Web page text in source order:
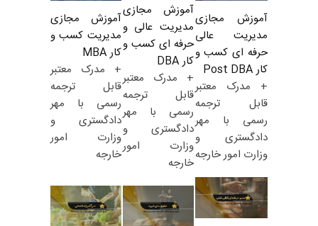
آموزش مجازی
مدیریت عالی
حرفه ای کسب و
کار Post DBA
+ مدرک معتبر
قابل ترجمه
رسمی با مهر
دادگستری و
وزارت امور خارجه
آموزش مجازی
مدیریت عالی و
حرفه ای کسب و
کار DBA
+ مدرک معتبر
قابل ترجمه
رسمی با مهر
دادگستری و
وزارت امور
خارجه
آموزش مجازی
مدیریت کسب و
کار MBA
+ مدرک معتبر
قابل ترجمه
رسمی با مهر
دادگستری و
وزارت امور
خارجه